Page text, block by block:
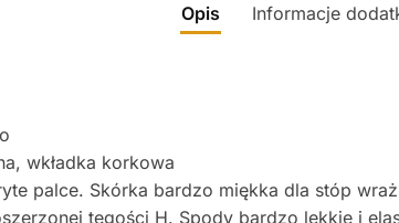
Opis Informacje
wkładka korkowa
palce. Skórka bardzo miękka dla stóp
tęgości H. Spody bardzo lekkie i